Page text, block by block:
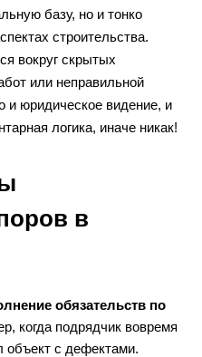
базу, но и тонко
строительства.
вокруг скрытых
или неправильной
юридическое видение, и
логика, иначе никак!
в
обязательств по
когда подрядчик вовремя
объект с дефектами.